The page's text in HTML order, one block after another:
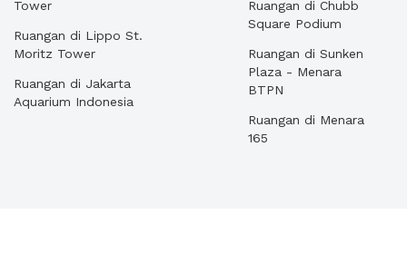
Tower
Ruangan di Lippo St.
Moritz Tower
Ruangan di Jakarta
Aquarium Indonesia
Ruangan di Chubb
Square Podium
Ruangan di Sunken
Plaza - Menara
BTPN
Ruangan di Menara
165